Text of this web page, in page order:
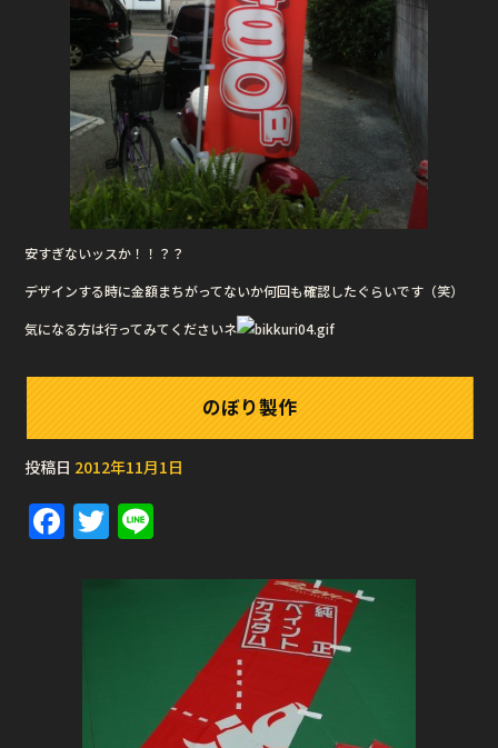
安すぎないッスか！！？？
デザインする時に金額まちがってないか何回も確認したぐらいです（笑）
気になる方は行ってみてくださいネ
のぼり製作
投稿日 2012年11月1日
F
a
c
T
w
it e